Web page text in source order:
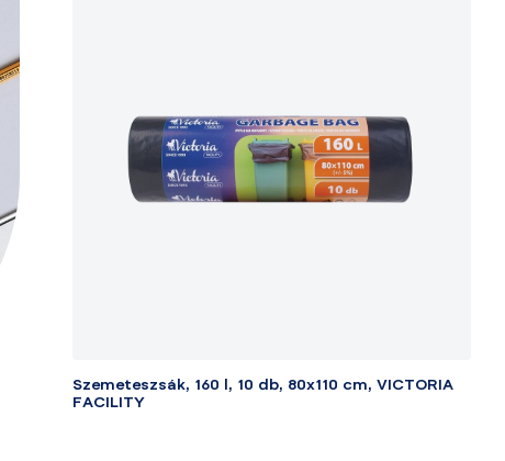
Szemeteszsák, 160 l, 10 db, 80x110 cm, VICTORIA
FACILITY